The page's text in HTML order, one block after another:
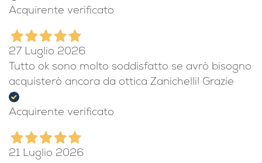
Acquirente verificato
27 Luglio 2026
Tutto ok sono molto soddisfatto se avrò bisogno
acquisterò ancora da ottica Zanichelli! Grazie
Acquirente verificato
21 Luglio 2026